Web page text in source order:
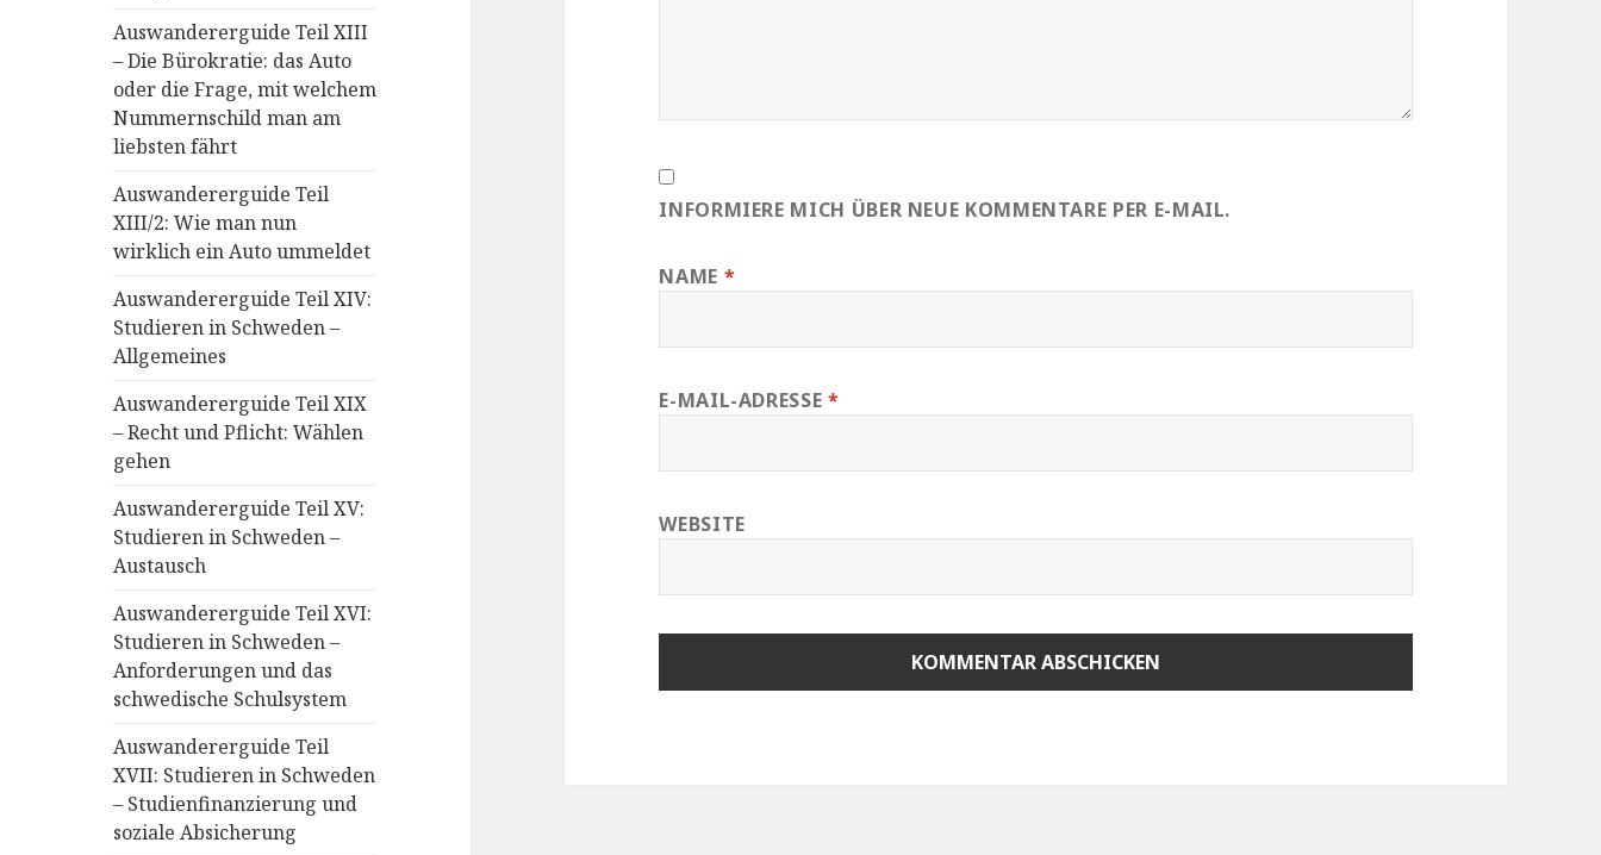
Auswandererguide Teil XIII
– Die Bürokratie: das Auto
oder die Frage, mit welchem
Nummernschild man am
liebsten fährt
Auswandererguide Teil
XIII/2: Wie man nun
wirklich ein Auto ummeldet
Auswandererguide Teil XIV:
Studieren in Schweden –
Allgemeines
Auswandererguide Teil XIX
– Recht und Pflicht: Wählen
gehen
Auswandererguide Teil XV:
Studieren in Schweden –
Austausch
Auswandererguide Teil XVI:
Studieren in Schweden –
Anforderungen und das
schwedische Schulsystem
Auswandererguide Teil
XVII: Studieren in Schweden
– Studienfinanzierung und
soziale Absicherung
INFORMIERE MICH ÜBER NEUE KOMMENTARE PER E-MAIL.
NAME *
E-MAIL-ADRESSE *
WEBSITE